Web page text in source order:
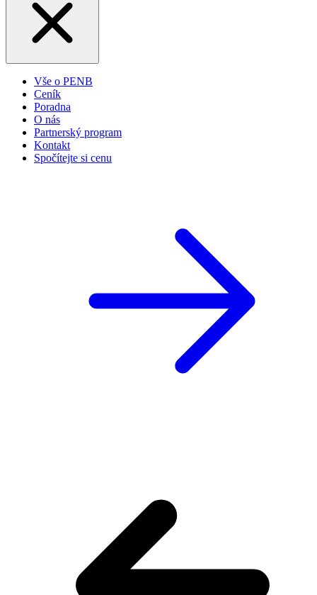
Vše o PENB
Ceník
Poradna
O nás
Partnerský program
Kontakt
Spočítejte si cenu